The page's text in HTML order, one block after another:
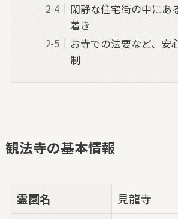
閑静な住宅街の中にあ
着き
お寺での法要など、安
制
観法寺の基本情報
霊園名
見龍寺